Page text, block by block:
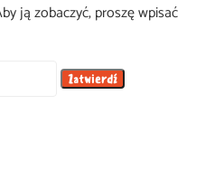
ją zobaczyć, proszę wpisać